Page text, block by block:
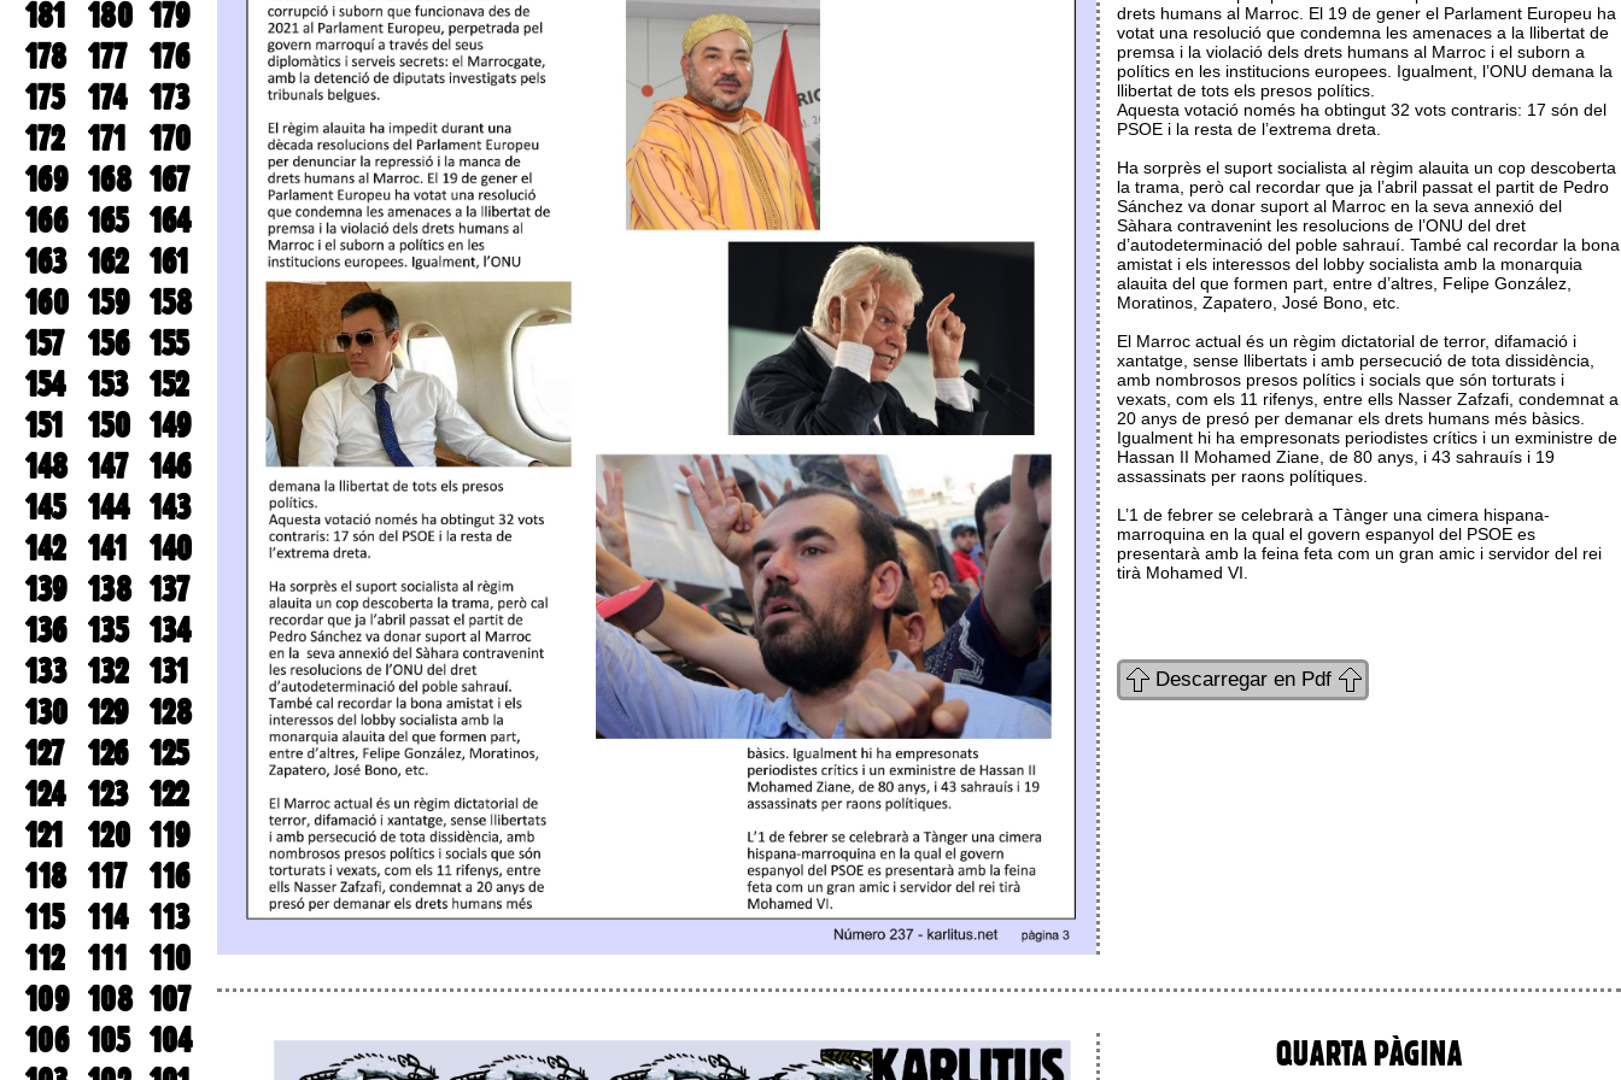
181 180 179
178 177 176
175 174 173
172 171 170
169 168 167
166 165 164
163 162 161
160 159 158
157 156 155
154 153 152
151
150 149
148 147 146
145 144 143
142 141 140
139 138 137
136 135 134
133 132 131
130 129 128
127 126 125
124 123 122
121
120 119
118 117 116
115 114 113
112 111 110
109 108 107
106 105 104
drets humans al Marroc. El 19 de gener el Parlament Europeu ha
votat una resolució que condemna les amenaces a la llibertat de
premsa i la violació dels drets humans al Marroc i el suborn a
polítics en les institucions europees. Igualment, l’ONU demana la
llibertat de tots els presos polítics.
Aquesta votació només ha obtingut 32 vots contraris: 17 són del
PSOE i la resta de l’extrema dreta.
Ha sorprès el suport socialista al règim alauita un cop descoberta
la trama, però cal recordar que ja l’abril passat el partit de Pedro
Sánchez va donar suport al Marroc en la seva annexió del
Sàhara contravenint les resolucions de l’ONU del dret
d’autodeterminació del poble sahrauí. També cal recordar la bona
amistat i els interessos del lobby socialista amb la monarquia
alauita del que formen part, entre d’altres, Felipe González,
Moratinos, Zapatero, José Bono, etc.
El Marroc actual és un règim dictatorial de terror, difamació i
xantatge, sense llibertats i amb persecució de tota dissidència,
amb nombrosos presos polítics i socials que són torturats i
vexats, com els 11 rifenys, entre ells Nasser Zafzafi, condemnat a
20 anys de presó per demanar els drets humans més bàsics.
Igualment hi ha empresonats periodistes crítics i un exministre de
Hassan II Mohamed Ziane, de 80 anys, i 43 sahrauís i 19
assassinats per raons polítiques.
L’1 de febrer se celebrarà a Tànger una cimera hispana-
marroquina en la qual el govern espanyol del PSOE es
presentarà amb la feina feta com un gran amic i servidor del rei
tirà Mohamed VI.
Descarregar en Pdf
QUARTA PÀGINA